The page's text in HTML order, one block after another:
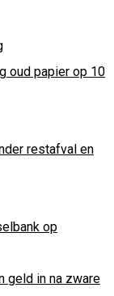
oud papier op 10
restafval en
op
geld in na zware